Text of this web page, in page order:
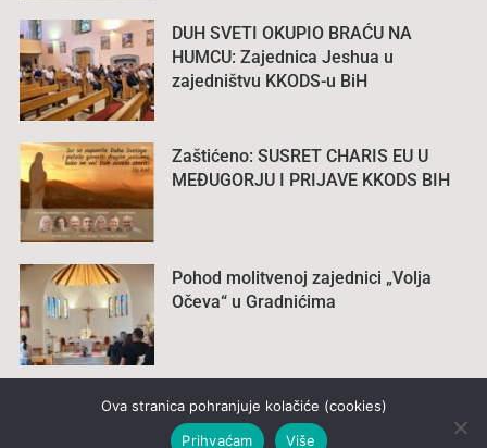
DUH SVETI OKUPIO BRAĆU NA
HUMCU: Zajednica Jeshua u
zajedništvu KKODS-u BiH
Zaštićeno: SUSRET CHARIS EU U
MEĐUGORJU I PRIJAVE KKODS BIH
Pohod molitvenoj zajednici „Volja
Očeva“ u Gradnićima
Ova stranica pohranjuje kolačiće (cookies)
Prihvaćam
Više